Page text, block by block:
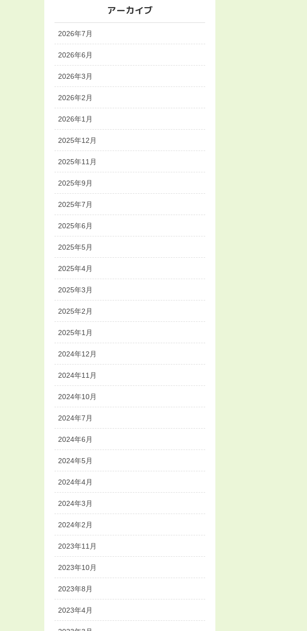
アーカイブ
2026年7月
2026年6月
2026年3月
2026年2月
2026年1月
2025年12月
2025年11月
2025年9月
2025年7月
2025年6月
2025年5月
2025年4月
2025年3月
2025年2月
2025年1月
2024年12月
2024年11月
2024年10月
2024年7月
2024年6月
2024年5月
2024年4月
2024年3月
2024年2月
2023年11月
2023年10月
2023年8月
2023年4月